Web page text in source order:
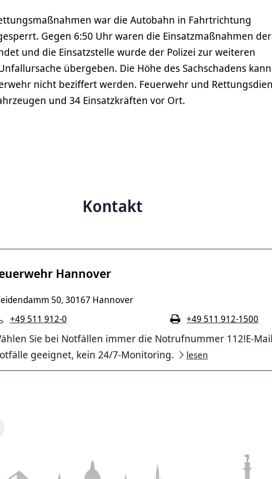
war die Autobahn in Fahrtrichtung
Gegen 6:50 Uhr waren die Einsatzmaßnahmen der
und die Einsatzstelle wurde der Polizei zur weiteren
übergeben. Die Höhe des Sachschadens kann
nicht beziffert werden. Feuerwehr und
und 34 Einsatzkräften vor Ort.
Kontakt
Hannover
50, 30167 Hannover
+49 511 912-0
+49 511 912-1500
Sie bei Notfällen immer die Notrufnummer 112!E-
geeignet, kein 24/7-Monitoring.
lesen